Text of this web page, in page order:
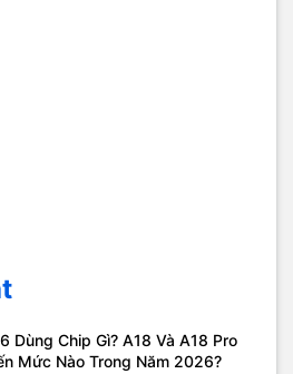
Dùng Chip Gì? A18 Và A18 Pro
Mức Nào Trong Năm 2026?